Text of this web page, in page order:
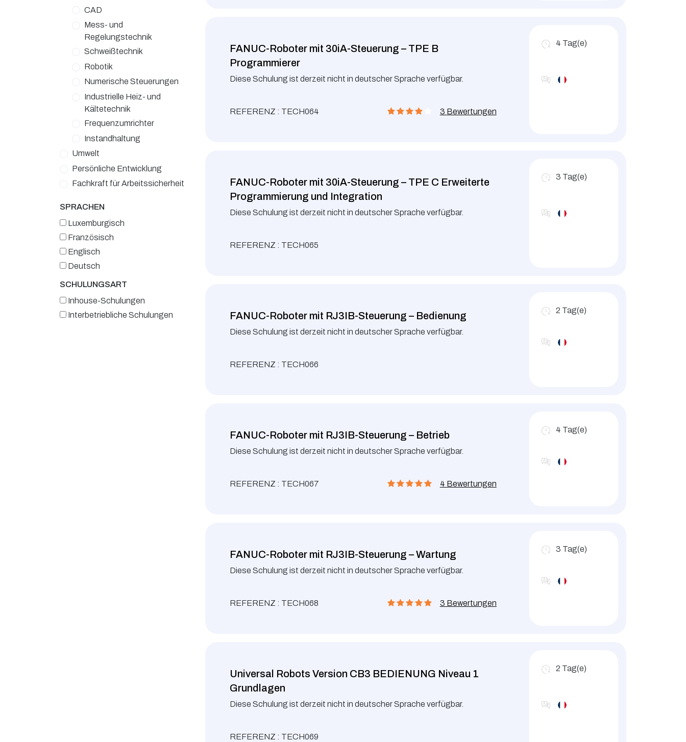
CAD
Mess- und
Regelungstechnik
Schweißtechnik
Robotik
Numerische Steuerungen
Industrielle Heiz- und
Kältetechnik
Frequenzumrichter
Instandhaltung
Umwelt
Persönliche Entwicklung
Fachkraft für Arbeitssicherheit
SPRACHEN
Luxemburgisch
Französisch
Englisch
Deutsch
SCHULUNGSART
Inhouse-Schulungen
Interbetriebliche Schulungen
FANUC-Roboter mit 30iA-Steuerung – TPE B
Programmierer
Diese Schulung ist derzeit nicht in deutscher Sprache verfügbar.
REFERENZ : TECH064 3 Bewertungen
4 Tag(e)
FANUC-Roboter mit 30iA-Steuerung – TPE C Erweiterte
Programmierung und Integration
Diese Schulung ist derzeit nicht in deutscher Sprache verfügbar.
REFERENZ : TECH065
3 Tag(e)
FANUC-Roboter mit RJ3IB-Steuerung – Bedienung
Diese Schulung ist derzeit nicht in deutscher Sprache verfügbar.
REFERENZ : TECH066
2 Tag(e)
FANUC-Roboter mit RJ3IB-Steuerung – Betrieb
Diese Schulung ist derzeit nicht in deutscher Sprache verfügbar.
REFERENZ : TECH067 4 Bewertungen
4 Tag(e)
FANUC-Roboter mit RJ3IB-Steuerung – Wartung
Diese Schulung ist derzeit nicht in deutscher Sprache verfügbar.
REFERENZ : TECH068 3 Bewertungen
3 Tag(e)
Universal Robots Version CB3 BEDIENUNG Niveau 1
Grundlagen
Diese Schulung ist derzeit nicht in deutscher Sprache verfügbar.
REFERENZ : TECH069
2 Tag(e)